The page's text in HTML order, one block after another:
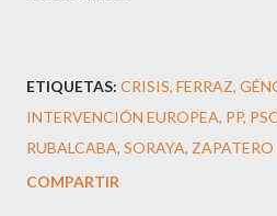
ETIQUETAS: CRISIS FERRAZ
INTERVENCIÓN EUROPEA PP
RUBALCABA SORAYA ZAPATERO
COMPARTIR